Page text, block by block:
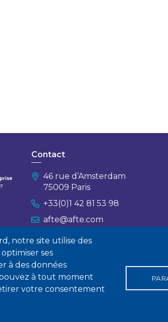
notre site utilise des
ses
à des données
à tout moment
votre consentement
Contact
46 rue d’Amsterdam
75009 Paris
+33(0)1 42 81 53 98
afte@afte.com
Nous contacter